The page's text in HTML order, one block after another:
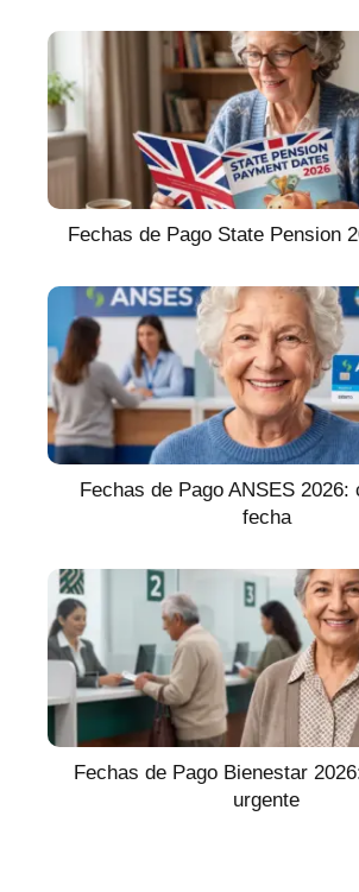
Fechas de Pago State Pension
Fechas de Pago ANSES 2026:
fecha
Fechas de Pago Bienestar
urgente